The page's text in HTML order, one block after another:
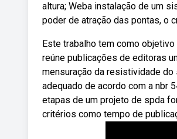
altura; Weba instalação de um
poder de atração das pontas, o
Este trabalho tem como
reúne publicações de editoras
mensuração da resistividade
adequado de acordo com a nbr
etapas de um projeto de spda
critérios como tempo de